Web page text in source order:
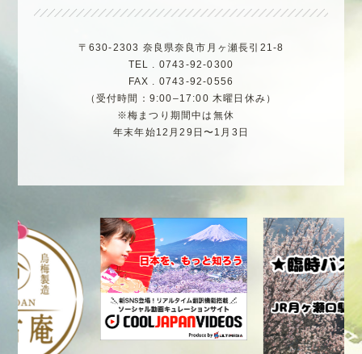
〒630-2303 奈良県奈良市月ヶ瀬長引21-8
TEL . 0743-92-0300
FAX . 0743-92-0556
（受付時間：9:00–17:00 木曜日休み）
※梅まつり期間中は無休
年末年始12月29日〜1月3日